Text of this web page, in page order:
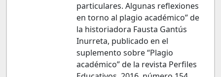
particulares. Algunas reflexiones
en torno al plagio académico” de
la historiadora Fausta Gantús
Inurreta, publicado en el
suplemento sobre “Plagio
académico” de la revista Perfiles